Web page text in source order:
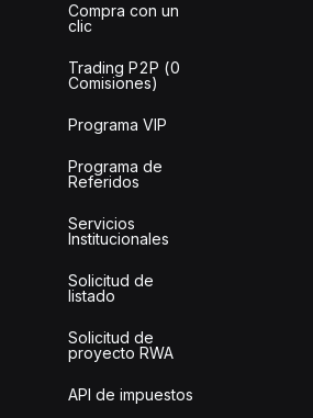
Compra con un
clic
Trading P2P (0
Comisiones)
Programa VIP
Programa de
Referidos
Servicios
Institucionales
Solicitud de
listado
Solicitud de
proyecto RWA
API de impuestos